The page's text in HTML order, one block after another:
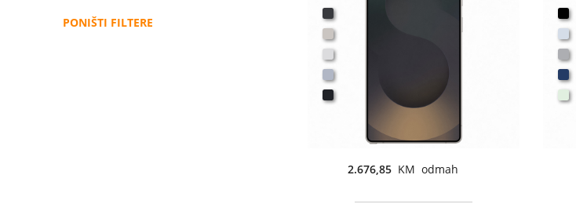
PONIŠTI FILTERE
2.676,85 KM odmah